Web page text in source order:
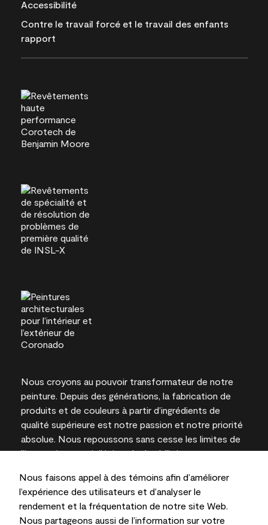
Nous faisons appel à des témoins afin d’améliorer
l’expérience des utilisateurs et d’analyser le
rendement et la fréquentation de notre site Web.
Nous partageons aussi de l’information sur votre
Accessibilité
Contre le travail forcé et le travail des enfants
rapport
Nous croyons au pouvoir transformateur de notre
peinture. Depuis des générations, la fabrication de
produits et de couleurs à partir d’ingrédients de
qualité supérieure est notre passion et notre priorité
absolue. Nous repoussons sans cesse les limites de
l’innovation et privilégions la durabilité pour
l’expertise locale.